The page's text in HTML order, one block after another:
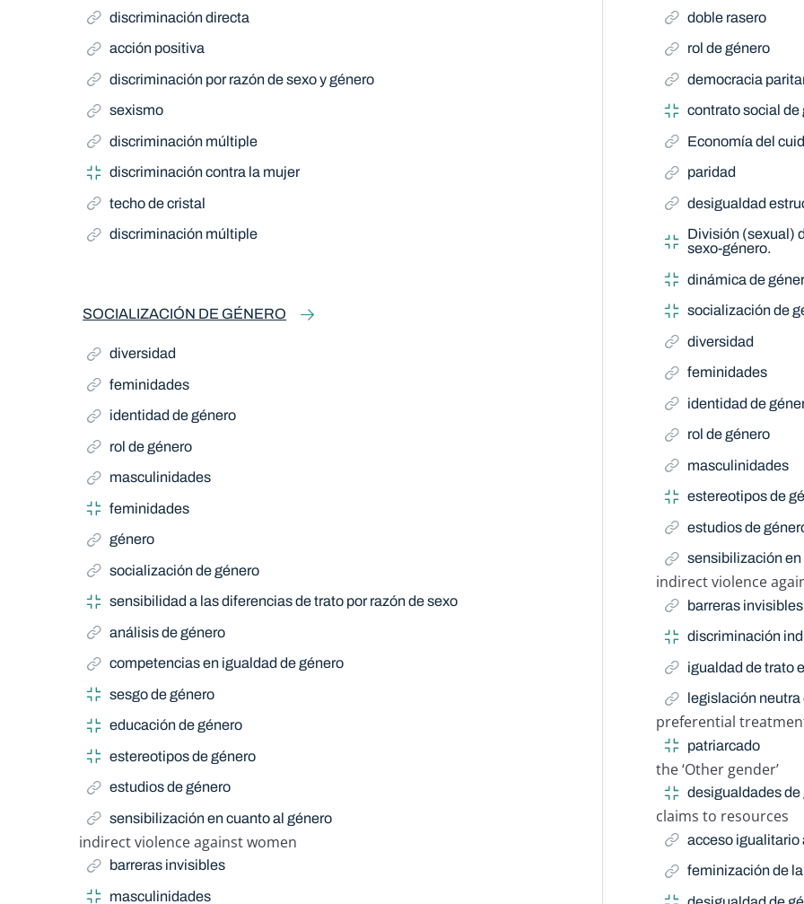
discriminación directa
acción positiva
discriminación por razón de sexo y género
sexismo
discriminación múltiple
discriminación contra la mujer
techo de cristal
discriminación múltiple
SOCIALIZACIÓN DE GÉNERO
diversidad
feminidades
identidad de género
rol de género
masculinidades
feminidades
género
socialización de género
sensibilidad a las diferencias de trato por razón de sexo
análisis de género
competencias en igualdad de género
sesgo de género
educación de género
estereotipos de género
estudios de género
sensibilización en cuanto al género
indirect violence against women
Related Term
barreras invisibles
masculinidades
doble rasero
rol de género
democracia
contrato social de
Economía del
paridad
desigualdad
División (sexual)
sexo-género.
dinámica de
socialización de
diversidad
feminidades
identidad de
rol de género
masculinidades
estereotipos de
estudios de
sensibilización
indirect violence
Related Term
barreras invisibles
discriminación
igualdad de trato
legislación neutra
preferential
Related Term
patriarcado
the ‘Other gender’
Related Term
desigualdades de
claims to resources
Related Term
acceso igualitario
feminización de